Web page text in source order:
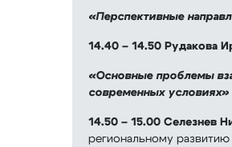
«Перспективные
14.40 – 14.50 Рудакова
«Основные проблемы
современных условиях»
14.50 – 15.00 Селезнев
региональному